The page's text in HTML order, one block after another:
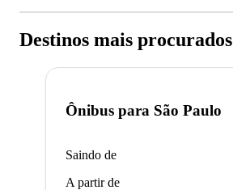
Destinos mais procurados
Ônibus para São Paulo
Saindo de
A partir de